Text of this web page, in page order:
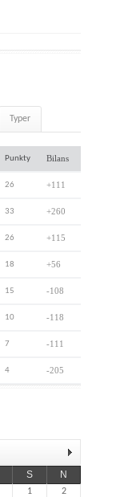
Typer
Punkty Bilans
26 +111
33 +260
26 +115
18 +56
15 -108
10 -118
7 -111
4 -205
S N
1
2